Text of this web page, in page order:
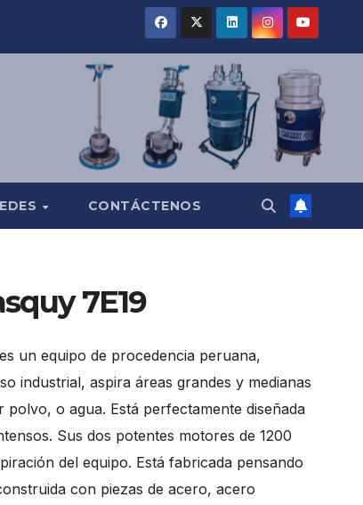
CONTÁCTENOS
7E19
un equipo de procedencia peruana,
industrial, aspira áreas grandes y medianas
o agua. Está perfectamente diseñada
Sus dos potentes motores de 1200
del equipo. Está fabricada pensando
con piezas de acero, acero